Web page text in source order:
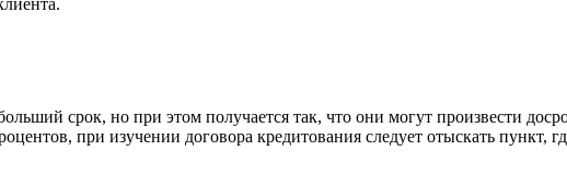
срок, но при этом получается так, что они могут произвести
при изучении договора кредитования следует отыскать пункт,